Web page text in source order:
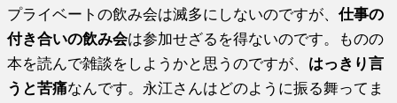
プライベートの飲み会は滅多にしないのですが、仕事の
付き合いの飲み会は参加せざるを得ないのです。ものの
本を読んで雑談をしようかと思うのですが、 はっきり言
うと苦痛なんです。永江さんはどのように振る舞ってま